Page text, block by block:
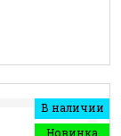
В наличии
Новинка